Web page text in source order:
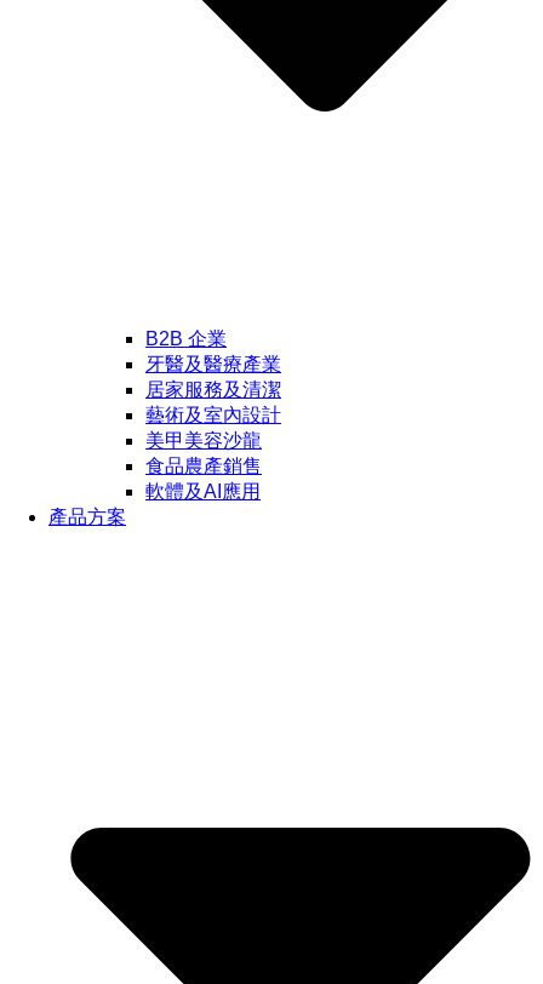
B2B 企業
牙醫及醫療產業
居家服務及清潔
藝術及室內設計
美甲美容沙龍
食品農產銷售
軟體及AI應用
產品方案